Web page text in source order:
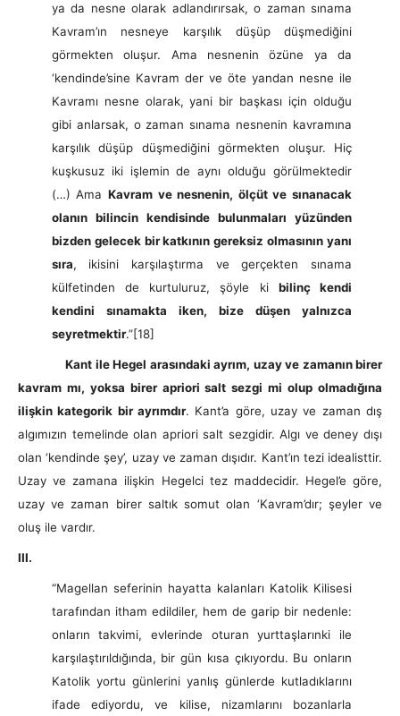
ya da nesne olarak adlandırırsak, o zaman sınama
Kavram’ın nesneye karşılık düşüp düşmediğini
görmekten oluşur. Ama nesnenin özüne ya da
‘kendinde’sine Kavram der ve öte yandan nesne ile
Kavramı nesne olarak, yani bir başkası için olduğu
gibi anlarsak, o zaman sınama nesnenin kavramına
karşılık düşüp düşmediğini görmekten oluşur. Hiç
kuşkusuz iki işlemin de aynı olduğu görülmektedir
(…) AmaKavram ve nesnenin, ölçüt ve sınanacak
olanın bilincin kendisinde bulunmaları yüzünden
bizden gelecek bir katkının gereksiz olmasının yanı
sıra, ikisini karşılaştırma ve gerçekten sınama
külfetinden de kurtuluruz, şöyle ki bilinç kendi
kendini sınamakta iken, bize düşen yalnızca
seyretmektir.”[18]
Kant ile Hegel arasındaki ayrım, uzay ve zamanın birer
kavram mı, yoksa birer apriori salt sezgi mi olup olmadığına
ilişkin kategorik bir ayrımdır. Kant’a göre, uzay ve zaman dış
algımızın temelinde olan apriori salt sezgidir. Algı ve deney dışı
olan ‘kendinde şey’, uzay ve zaman dışıdır. Kant’ın tezi idealisttir.
Uzay ve zamana ilişkin Hegelci tez maddecidir. Hegel’e göre,
uzay ve zaman birer saltık somut olan ‘Kavram’dır; şeyler ve
oluş ile vardır.
III.
“Magellan seferinin hayatta kalanları Katolik Kilisesi
tarafından itham edildiler, hem de garip bir nedenle:
onların takvimi, evlerinde oturan yurttaşlarınki ile
karşılaştırıldığında, bir gün kısa çıkıyordu. Bu onların
Katolik yortu günlerini yanlış günlerde kutladıklarını
ifade ediyordu, ve kilise, nizamlarını bozanlarla